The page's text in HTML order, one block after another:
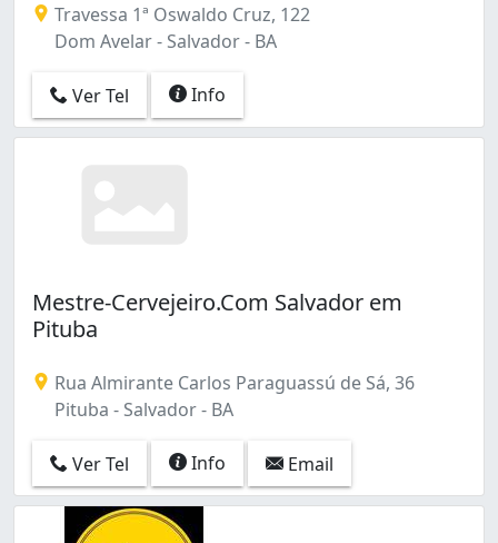
Travessa 1ª Oswaldo Cruz, 122
Dom Avelar - Salvador - BA
Ver Tel Info
Mestre-Cervejeiro.Com Salvador em
Pituba
Rua Almirante Carlos Paraguassú de Sá, 36
Pituba - Salvador - BA
Ver Tel Info Email